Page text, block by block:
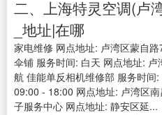
二、上海特灵空调(卢
_地址|在哪
家电维修 网点地址: 卢湾区蒙自
伞铺 服务时间: 白天 网点地址:
航 佳能单反相机维修部 服务时
09:00 - 18:00 网点地址: 卢湾区
子服务中心 网点地址: 静安区延...